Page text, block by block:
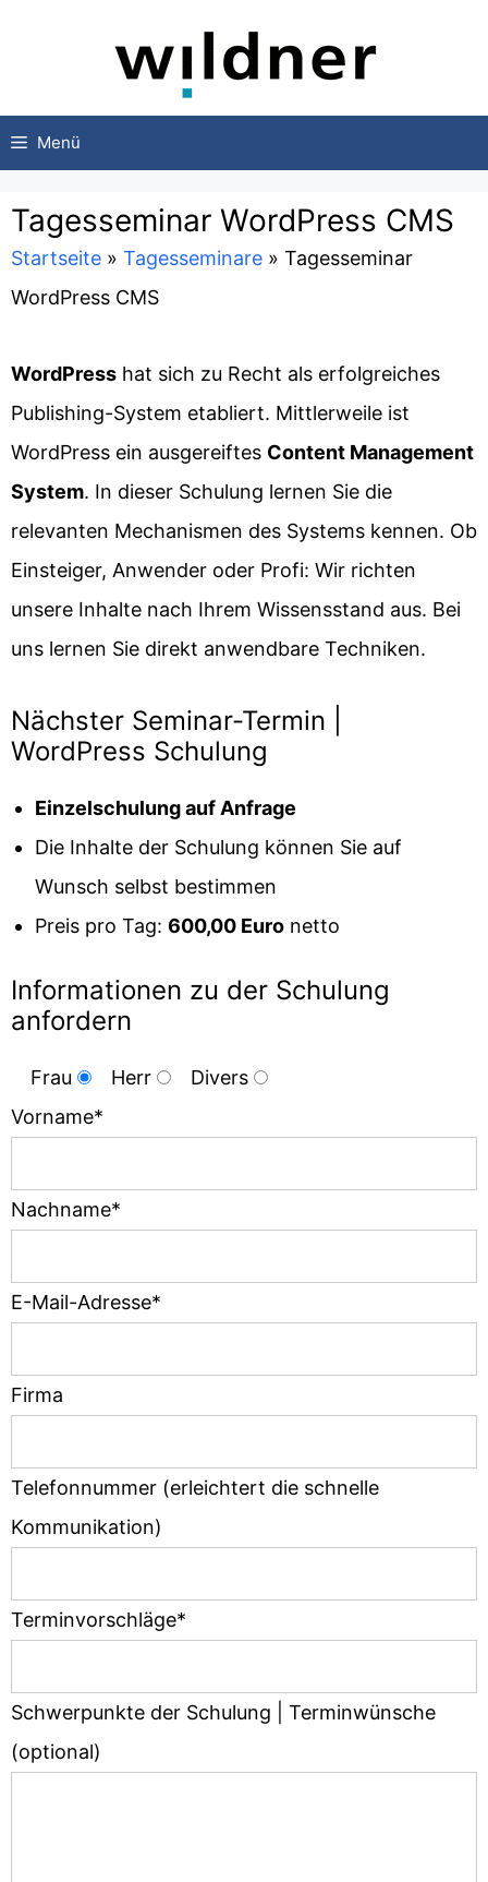
Menü
Tagesseminar WordPress CMS
Startseite » Tagesseminare » Tagesseminar
WordPress CMS
WordPress hat sich zu Recht als erfolgreiches
Publishing-System etabliert. Mittlerweile ist
WordPress ein ausgereiftes Content Management
System. In dieser Schulung lernen Sie die
relevanten Mechanismen des Systems kennen. Ob
Einsteiger, Anwender oder Profi: Wir richten
unsere Inhalte nach Ihrem Wissensstand aus. Bei
uns lernen Sie direkt anwendbare Techniken.
Nächster Seminar-Termin |
WordPress Schulung
Einzelschulung auf Anfrage
Die Inhalte der Schulung können Sie auf
Wunsch selbst bestimmen
Preis pro Tag: 600,00 Euronetto
Informationen zu der Schulung
anfordern
Frau Herr
Divers
Vorname*
Nachname*
E-Mail-Adresse*
Firma
Telefonnummer (erleichtert die schnelle
Kommunikation)
Terminvorschläge*
Schwerpunkte der Schulung | Terminwünsche
(optional)